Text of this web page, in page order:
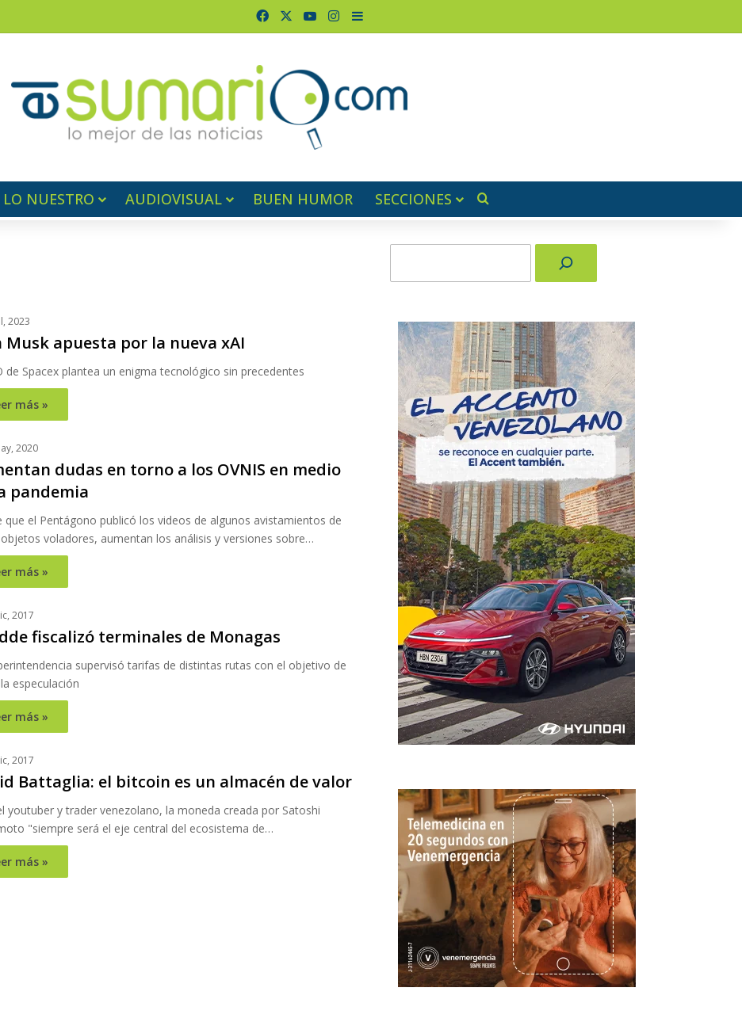
FacebookYouTubeInstagram
Barra lateral
LO NUESTRO AUDIOVISUAL BUEN HUMOR SECCIONES
2023
Musk apuesta por la nueva xAI
de Spacex plantea un enigma tecnológico sin precedentes
más »
2020
dudas en torno a los OVNIS en medio
pandemia
que el Pentágono publicó los videos de algunos avistamientos de
voladores, aumentan los análisis y versiones sobre…
más »
2017
fiscalizó terminales de Monagas
supervisó tarifas de distintas rutas con el objetivo de
especulación
más »
2017
Battaglia: el bitcoin es un almacén de valor
youtuber y trader venezolano, la moneda creada por Satoshi
"siempre será el eje central del ecosistema de…
más »